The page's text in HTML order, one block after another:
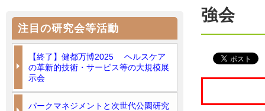
強会
注目の研究会等活動
【終了】健都万博2025 ヘルスケア
の革新的技術・サービス等の大規模展
示会
パークマネジメントと次世代公園研究